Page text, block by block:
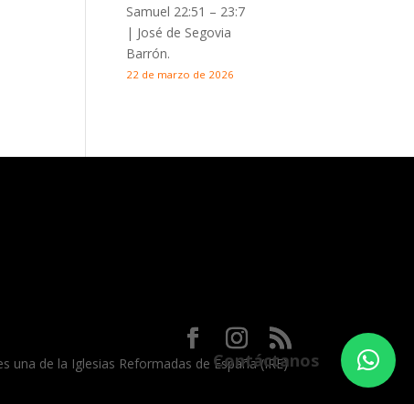
Samuel 22:51 – 23:7
| José de Segovia
Barrón.
22 de marzo de 2026
una de la Iglesias Reformadas de España (IRE)
Contáctanos